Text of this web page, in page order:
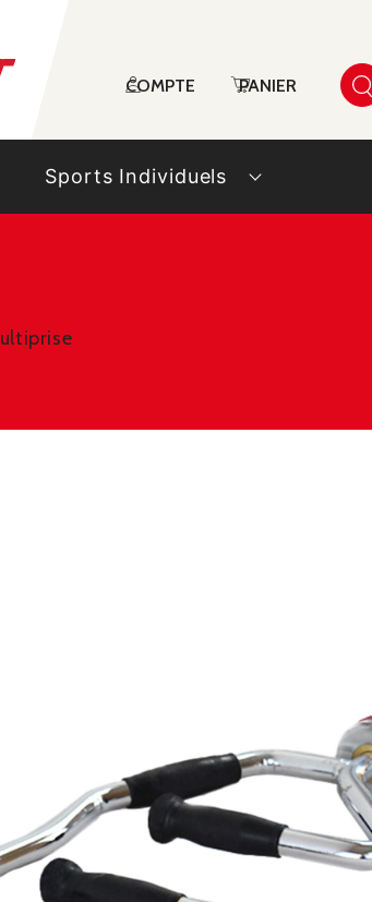
COMPTE PANIER
Sports Individuels